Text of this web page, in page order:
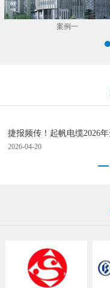
案例一
捷报频传！起帆电缆2026
2026-04-20